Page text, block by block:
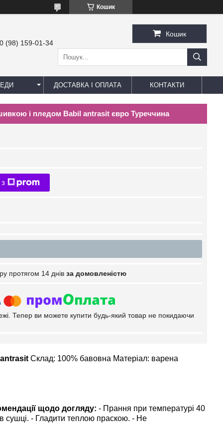
Кошик
(98) 159-01-34
Кошик
ДОСТАВКА І ОПЛАТА КОНТАКТИ
і пледом Babil antrasit євро Туреччина
протягом 14 днів за домовленістю
Тепер ви можете купити будь-який товар не покидаючи
Склад: 100% бавовна Матеріал: варена
щодо догляду: - Прання при температурі 40
сушці. - Гладити теплою праскою. - Не